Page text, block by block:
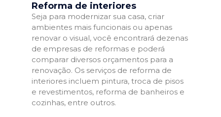
Reforma de interiores
Seja para modernizar sua casa, criar
ambientes mais funcionais ou apenas
renovar o visual, você encontrará dezenas
de empresas de reformas e poderá
comparar diversos orçamentos para a
renovação. Os serviços de reforma de
interiores incluem pintura, troca de pisos
e revestimentos, reforma de banheiros e
cozinhas, entre outros.